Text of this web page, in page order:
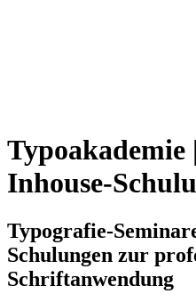
Typoakademie
Inhouse-
Typografie-
Schulungen zur
Schriftanwendung